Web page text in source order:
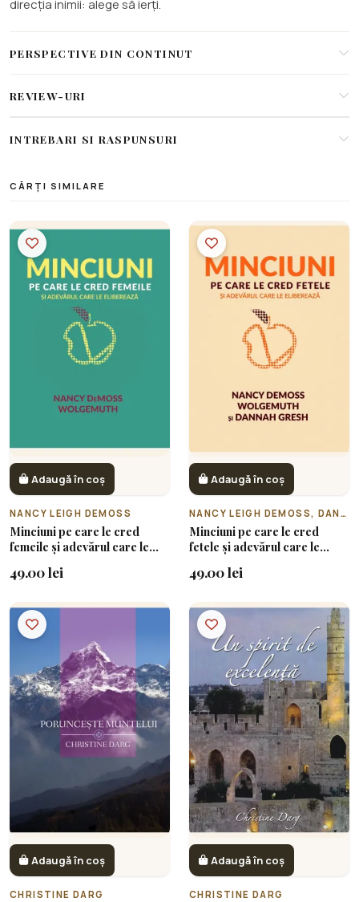
direcția inimii: alege să ierți.
PERSPECTIVE DIN CONTINUT
REVIEW-URI
INTREBARI SI RASPUNSURI
CĂRȚI SIMILARE
Adaugă în coș
NANCY LEIGH DEMOSS
Minciuni pe care le cred
femeile și adevărul care le
49.00 lei
Adaugă în coș
NANCY LEIGH DEMOSS, DANNAH GRASH
Minciuni pe care le cred
fetele și adevărul care le
49.00 lei
Adaugă în coș
CHRISTINE DARG
Adaugă în coș
CHRISTINE DARG